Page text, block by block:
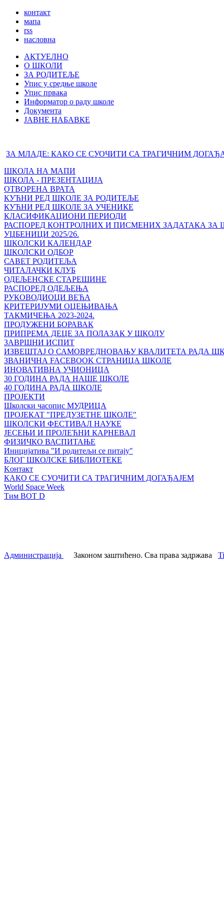
контакт
мапа
rss
насловна
АКТУЕЛНО
О ШКОЛИ
ЗА РОДИТЕЉЕ
Упис у средње школе
Упис првака
Информатор о раду школе
Документа
ЈАВНЕ НАБАВКЕ
ЗА МЛАДЕ: КАКО СЕ СУОЧИТИ СА ТРАГИЧНИМ
ШКОЛА НА МАПИ
ШКОЛА - ПРЕЗЕНТАЦИЈА
ОТВОРЕНА ВРАТА
КУЋНИ РЕД ШКОЛЕ ЗА РОДИТЕЉЕ
КУЋНИ РЕД ШКОЛЕ ЗА УЧЕНИКЕ
КЛАСИФИКАЦИОНИ ПЕРИОДИ
РАСПОРЕД КОНТРОЛНИХ И ПИСМЕНИХ ЗАДАТАКА ЗА
УЏБЕНИЦИ 2025/26.
ШКОЛСКИ КАЛЕНДАР
ШКОЛСКИ ОДБОР
САВЕТ РОДИТЕЉА
ЧИТАЛАЧКИ КЛУБ
ОДЕЉЕНСКЕ СТАРЕШИНЕ
РАСПОРЕД ОДЕЉЕЊА
РУКОВОДИОЦИ ВЕЋА
КРИТЕРИЈУМИ ОЦЕЊИВАЊА
ТАКМИЧЕЊА 2023-2024.
ПРОДУЖЕНИ БОРАВАК
ПРИПРЕМА ДЕЦЕ ЗА ПОЛАЗАК У ШКОЛУ
ЗАВРШНИ ИСПИТ
ИЗВЕШТАЈ О САМОВРЕДНОВАЊУ КВАЛИТЕТА РАДА
ЗВАНИЧНА FACEBOOK СТРАНИЦА ШКОЛЕ
ИНОВАТИВНА УЧИОНИЦА
30 ГОДИНА РАДА НАШЕ ШКОЛЕ
40 ГОДИНА РАДА ШКОЛЕ
ПРОЈЕКТИ
Школски часопис МУДРИЦА
ПРОЈЕКАТ "ПРЕДУЗЕТНЕ ШКОЛЕ"
ШКОЛСКИ ФЕСТИВАЛ НАУКЕ
ЈЕСЕЊИ И ПРОЛЕЋНИ КАРНЕВАЛ
ФИЗИЧКО ВАСПИТАЊЕ
Иницијатива "И родитељи се питају"
БЛОГ ШКОЛСКЕ БИБЛИОТЕКЕ
Kонтакт
КАКО СЕ СУОЧИТИ СА ТРАГИЧНИМ ДОГАЂАЈЕМ
World Space Week
Тим BOT D
Администрација Законом заштићено. Сва права задржава